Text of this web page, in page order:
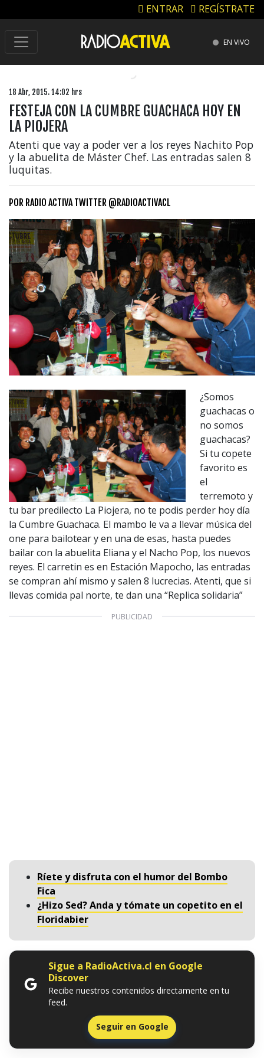
ENTRAR REGÍSTRATE
EN VIVO
18 Abr, 2015. 14:02 hrs
FESTEJA CON LA CUMBRE GUACHACA HOY EN
LA PIOJERA
Atenti que vay a poder ver a los reyes Nachito Pop
y la abuelita de Máster Chef. Las entradas salen 8
luquitas.
POR RADIO ACTIVA TWITTER @RADIOACTIVACL
¿Somos
guachacas o
no somos
guachacas?
Si tu copete
favorito es
el
terremoto y
tu bar predilecto La Piojera, no te podis perder hoy día
la Cumbre Guachaca. El mambo le va a llevar música del
one para bailotear y en una de esas, hasta puedes
bailar con la abuelita Eliana y el Nacho Pop, los nuevos
reyes. El carretin es en Estación Mapocho, las entradas
se compran ahí mismo y salen 8 lucrecias. Atenti, que si
llevas comida pal norte, te dan una “Replica solidaria”
Ríete y disfruta con el humor del Bombo
Fica
¿Hizo Sed? Anda y tómate un copetito en el
Floridabier
Sigue a RadioActiva.cl en Google
Discover
Recibe nuestros contenidos directamente en tu
feed.
Seguir en Google